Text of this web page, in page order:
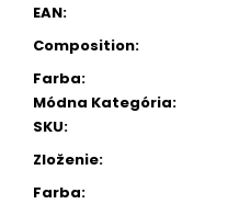
EAN:
Composition:
Farba:
Módna Kategória:
SKU:
Zloženie:
Farba: